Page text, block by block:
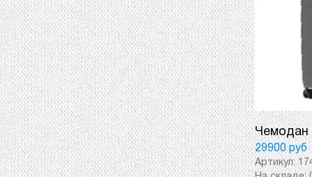
Чемодан
29900 руб
Артикул: